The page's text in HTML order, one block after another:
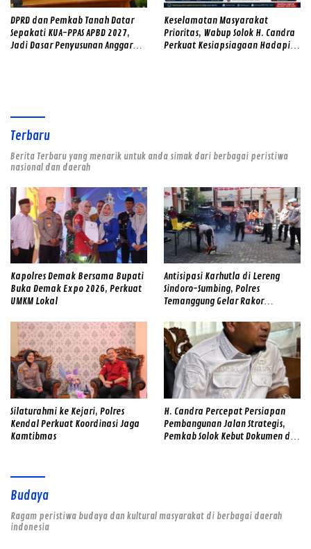
DPRD dan Pemkab Tanah Datar
Sepakati KUA-PPAS APBD 2027,
Jadi Dasar Penyusunan Anggaran
Keselamatan Masyarakat
Prioritas, Wabup Solok H. Candra
Perkuat Kesiapsiagaan Hadapi
Terbaru
Berita Terbaru yang menarik untuk anda simak dari berbagai peristiwa
nasional dan daerah
Kapolres Demak Bersama Bupati
Buka Demak Expo 2026, Perkuat
UMKM Lokal
Antisipasi Karhutla di Lereng
Sindoro-Sumbing, Polres
Temanggung Gelar Rakor
Gabungan
Silaturahmi ke Kejari, Polres
Kendal Perkuat Koordinasi Jaga
Kamtibmas
H. Candra Percepat Persiapan
Pembangunan Jalan Strategis,
Pemkab Solok Kebut Dokumen dan
Budaya
Ragam peristiwa budaya dan kultural masyarakat di berbagai daerah
indonesia